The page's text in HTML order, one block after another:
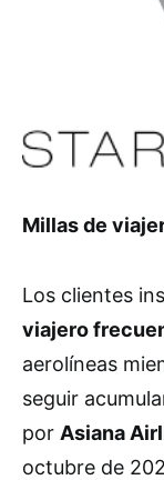
Millas de
Los clientes
viajero
aerolíneas
seguir
por Asiana
octubre de